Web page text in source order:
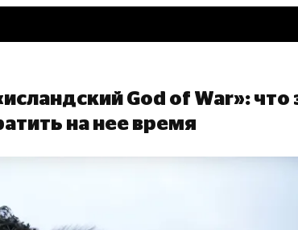
God of War»: что
на нее время